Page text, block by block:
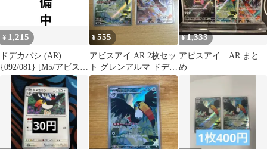
¥ 1,215
ドデカバシ (AR)
{092/081} [M5/アビスア
イ] [MEGA] 1枚
¥555
アビスアイ AR 2枚セッ
ト グレンアルマ ドデカ
バシ
¥1,333
アビスアイ AR まと
め